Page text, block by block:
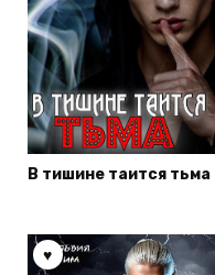
В тишине таится тьма